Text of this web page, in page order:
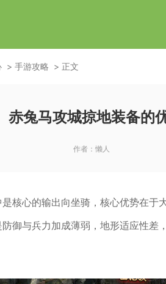
手游攻略 正文
赤兔马攻城掠地装备的
作者： 懒人
核心的输出向坐骑，核心优势在于
御与兵力加成薄弱，地形适应性